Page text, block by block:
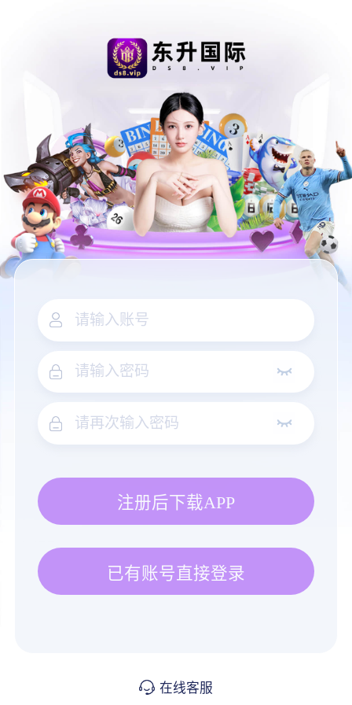
注册后下载APP
已有账号直接登录
在线客服